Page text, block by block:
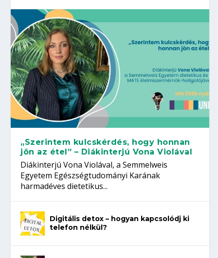
„Szerintem kulcskérdés, hogy honnan
jön az étel” – Diákinterjú Vona Violával
Diákinterjú Vona Violával, a Semmelweis
Egyetem Egészségtudományi Karának
harmadéves dietetikus...
Digitális detox – hogyan kapcsolódj ki
telefon nélkül?